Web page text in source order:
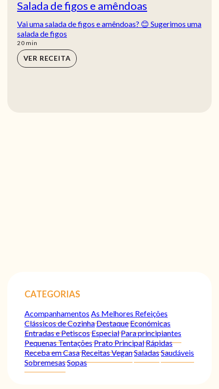
Salada de figos e amêndoas
Vai uma salada de figos e amêndoas? 😊 Sugerimos uma
salada de figos
20min
min
VER RECEITA
CATEGORIAS
Acompanhamentos As Melhores Refeições
Clássicos de CozinhaDestaqueEconómicas
Entradas e PetiscosEspecialPara principiantes
Pequenas TentaçõesPrato PrincipalRápidas
Receba em CasaReceitas VeganSaladasSaudáveis
SobremesasSopas